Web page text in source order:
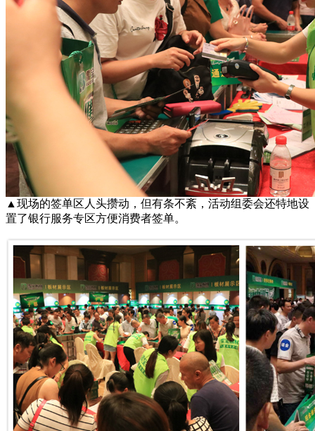
▲现场的签单区人头攒动，但有条不紊，活动组委会还特地设
置了银行服务专区方便消费者签单。